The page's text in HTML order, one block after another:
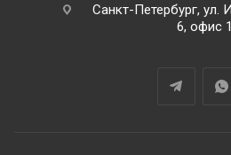
Санкт-Петербург, ул.
6, офис